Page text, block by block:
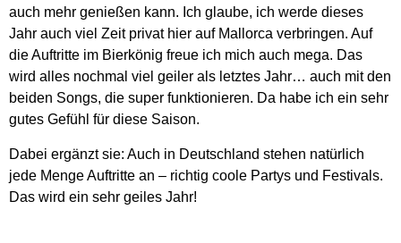
auch mehr genießen kann. Ich glaube, ich werde dieses
Jahr auch viel Zeit privat hier auf Mallorca verbringen. Auf
die Auftritte im Bierkönig freue ich mich auch mega. Das
wird alles nochmal viel geiler als letztes Jahr… auch mit den
beiden Songs, die super funktionieren. Da habe ich ein sehr
gutes Gefühl für diese Saison.
Dabei ergänzt sie: Auch in Deutschland stehen natürlich
jede Menge Auftritte an – richtig coole Partys und Festivals.
Das wird ein sehr geiles Jahr!